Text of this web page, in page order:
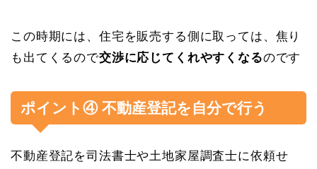
この時期には、住宅を販売する側に取っては、焦り
も出てくるので交渉に応じてくれやすくなるのです
ポイント④ 不動産登記を自分で行う
不動産登記を司法書士や土地家屋調査士に依頼せ